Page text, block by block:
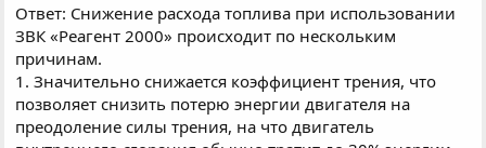
Ответ: Снижение расхода топлива при использовании
ЗВК «Реагент 2000» происходит по нескольким
причинам.
1. Значительно снижается коэффициент трения, что
позволяет снизить потерю энергии двигателя на
преодоление силы трения, на что двигатель